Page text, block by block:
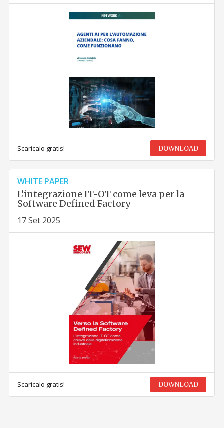
Scaricalo gratis! DOWNLOAD
WHITE PAPER
L’integrazione IT-OT come leva per la
Software Defined Factory
17 Set 2025
Scaricalo gratis! DOWNLOAD